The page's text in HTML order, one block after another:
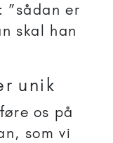
”sådan er
skal han
unik
os på
som vi